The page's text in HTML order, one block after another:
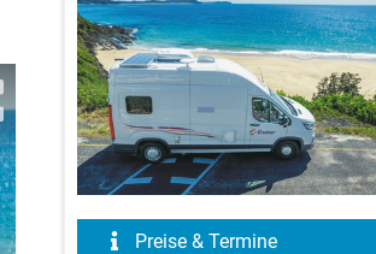
Preise & Termine
2/21